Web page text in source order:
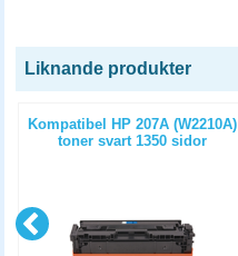
Liknande produkter
Kompatibel HP 207A (W2210A)
toner svart 1350 sidor